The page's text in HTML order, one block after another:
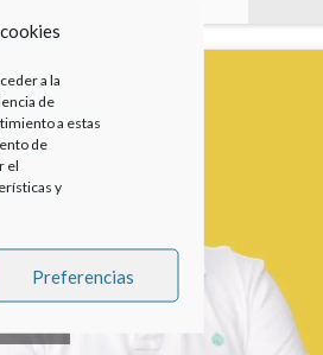
a la
de
a estas
de
el
y
Preferencias
y